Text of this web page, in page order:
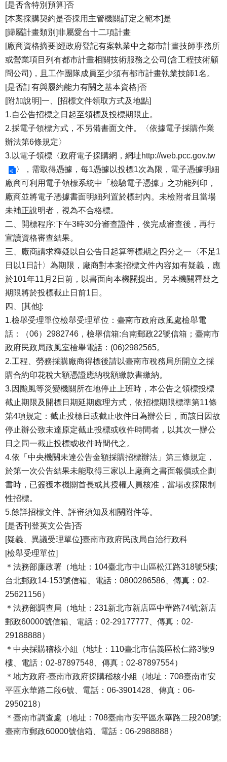
[是否含特別預算]否
[本案採購契約是否採用主管機關訂定之範本]是
[歸屬計畫類別]非屬愛台十二項計畫
[廠商資格摘要]經政府登記有案執業中之都市計畫技師事務所
或營業項目列有都市計畫相關技術服務之公司(含工程技術顧
問公司)，且工作團隊成員至少須有都市計畫執業技師1名。
[是否訂有與履約能力有關之基本資格]否
[附加說明]一、[招標文件領取方式及地點]
1.自公告招標之日起至領標及投標期限止。
2.採電子領標方式，不另備書面文件。〈依據電子採購作業
辦法第6條規定〉
3.以電子領標〈政府電子採購網，網址http://web.pcc.gov.tw
〉，需取得憑據，每1憑據以投標1次為限，電子憑據明細
廠商可利用電子領標系統中「檢驗電子憑據」之功能列印，
廠商並將電子憑據書面明細列置於標封內。未檢附者且當場
未補正說明者，視為不合格標。
二、開標程序:下午3時30分審查證件，俟完成審查後，再行
宣讀資格審查結果。
三、廠商請求釋疑以自公告日起算等標期之四分之一〈不足1
日以1日計〉為期限，廠商對本案招標文件內容如有疑義，應
於101年11月2日前，以書面向本機關提出。另本機關釋疑之
期限將於投標截止日前1日。
四、[其他]:
1.檢舉受理單位檢舉受理單位：臺南市政府政風處檢舉電
話：（06）2982746，檢舉信箱:台南郵政22號信箱；臺南市
政府民政局政風室檢舉電話：(06)2982565。
2.工程、勞務採購廠商得標後請以臺南市稅務局所開立之採
購合約印花稅大額憑證應納稅額繳款書繳納。
3.因颱風等災變機關所在地停止上班時，本公告之領標投標
截止期限及開標日期延期處理方式，依招標期限標準第11條
第4項規定：截止投標日或截止收件日為辦公日，而該日因故
停止辦公致未達原定截止投標或收件時間者，以其次一辦公
日之同一截止投標或收件時間代之。
4.依「中央機關未達公告金額採購招標辦法」第三條規定，
於第一次公告結果未能取得三家以上廠商之書面報價或企劃
書時，已簽獲本機關首長或其授權人員核准，當場改採限制
性招標。
5.餘詳招標文件、評審須知及相關附件等。
[是否刊登英文公告]否
[疑義、異議受理單位]臺南市政府民政局自治行政科
[檢舉受理單位]
＊法務部廉政署（地址：104臺北市中山區松江路318號5樓;
台北郵政14-153號信箱、電話：0800286586、傳真：02-
25621156）
＊法務部調查局（地址：231新北市新店區中華路74號;新店
郵政60000號信箱、電話：02-29177777、傳真：02-
29188888）
＊中央採購稽核小組（地址：110臺北市信義區松仁路3號9
樓、電話：02-87897548、傳真：02-87897554）
＊地方政府-臺南市政府採購稽核小組（地址：708臺南市安
平區永華路二段6號、電話：06-3901428、傳真：06-
2950218）
＊臺南市調查處（地址：708臺南市安平區永華路二段208號;
臺南市郵政60000號信箱、電話：06-2988888）